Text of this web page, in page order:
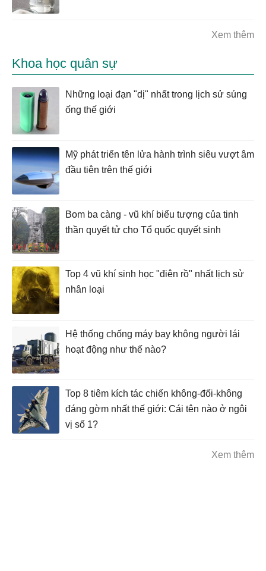
Xem thêm
Khoa học quân sự
Những loại đạn "dị" nhất trong lịch sử súng
ống thế giới
Mỹ phát triển tên lửa hành trình siêu vượt âm
đầu tiên trên thế giới
Bom ba càng - vũ khí biểu tượng của tinh
thần quyết tử cho Tổ quốc quyết sinh
Top 4 vũ khí sinh học "điên rồ" nhất lịch sử
nhân loại
Hệ thống chống máy bay không người lái
hoạt động như thế nào?
Top 8 tiêm kích tác chiến không-đối-không
đáng gờm nhất thế giới: Cái tên nào ở ngôi
vị số 1?
Xem thêm